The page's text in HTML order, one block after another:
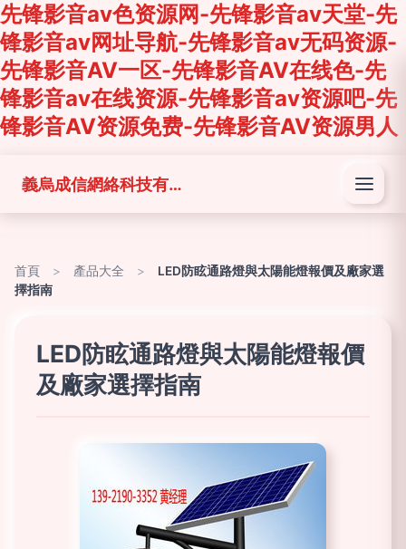
先锋影音av色资源网-先锋影音av天堂-先
锋影音av网址导航-先锋影音av无码资源-
先锋影音AV一区-先锋影音AV在线色-先
锋影音av在线资源-先锋影音av资源吧-先
锋影音AV资源免费-先锋影音AV资源男人
義烏成信網絡科技有限公司
首頁 > 產品大全 >
LED防眩通路燈與太陽能燈報價及廠家選
擇指南
LED防眩通路燈與太陽能燈報價
及廠家選擇指南